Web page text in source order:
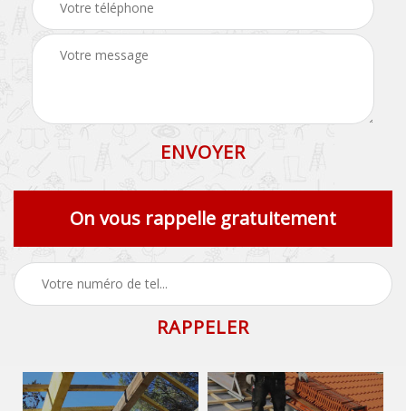
On vous rappelle gratuitement